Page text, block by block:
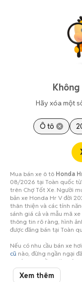
Hãy xóa một
Ô tô
Mua bán xe ô tô Honda
08/2026 tại Toàn quốc
trên Chợ Tốt Xe. Người
bản xe Honda Hr V đời
thân thiện và các tính
sánh giá cả và mẫu mã
thông tin rõ ràng, hình
được đăng bán tại Toàn
Nếu có nhu cầu bán xe
cũ nào, đừng ngần ngại
người mua tiềm năng ở
Xem thêm